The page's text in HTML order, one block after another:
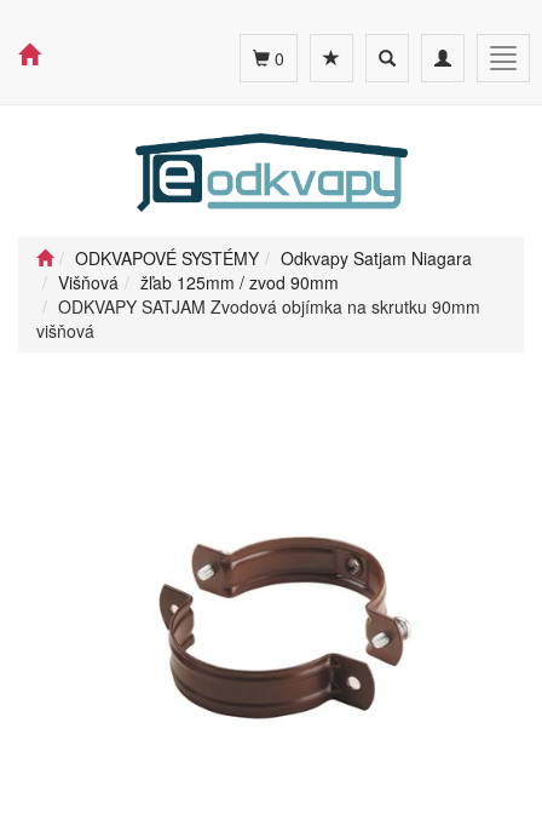
Toggle
navigation
Toggle
search
0
ODKVAPOVÉ SYSTÉMY
Odkvapy Satjam Niagara
Višňová
žľab 125mm / zvod 90mm
ODKVAPY SATJAM Zvodová objímka na skrutku 90mm
višňová